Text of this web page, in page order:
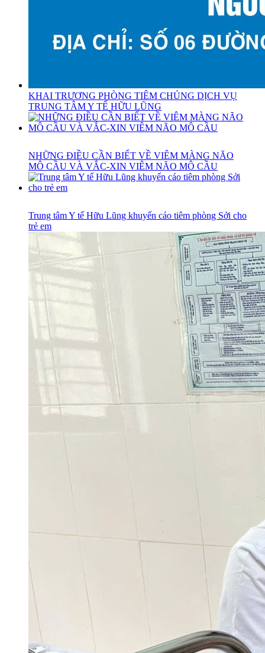
KHAI TRƯƠNG PHÒNG TIÊM CHỦNG DỊCH VỤ
TRUNG TÂM Y TẾ HỮU LŨNG
NHỮNG ĐIỀU CẦN BIẾT VỀ VIÊM MÀNG NÃO
MÔ CẦU VÀ VẮC-XIN VIÊM NÃO MÔ CẦU
Trung tâm Y tế Hữu Lũng khuyến cáo tiêm phòng Sởi cho
trẻ em